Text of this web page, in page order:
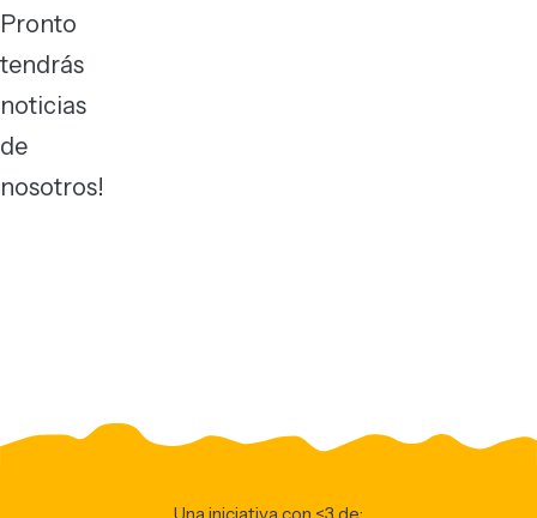
Pronto
tendrás
noticias
de
nosotros!